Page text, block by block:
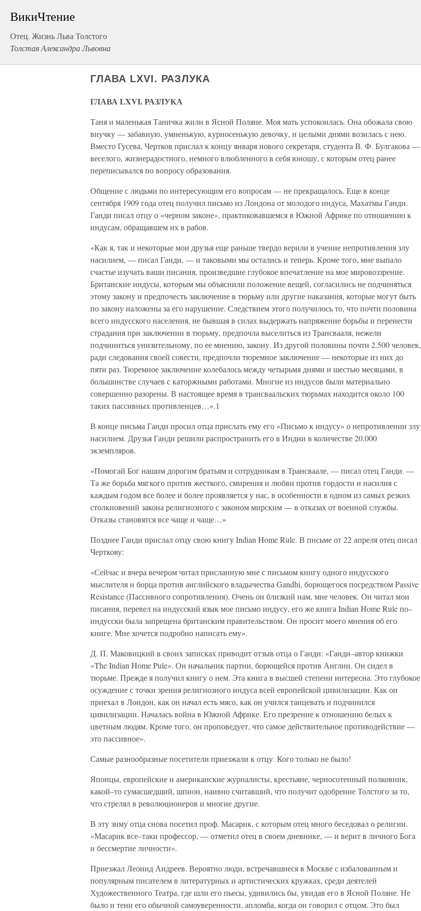
ВикиЧтение
Отец. Жизнь Льва Толстого
Толстая Александра Львовна
ГЛАВА LXVI. РАЗЛУКА
ГЛАВА LXVI. РАЗЛУКА
Таня и маленькая Таничка жили в Ясной Поляне. Моя мать успокоилась. Она обожала свою
внучку — забавную, умненькую, курносенькую девочку, и целыми днями возилась с нею.
Вместо Гусева, Чертков прислал к концу января нового секретаря, студента В. Ф. Булгакова —
веселого, жизнерадостного, немного влюбленного в себя юношу, с которым отец ранее
переписывался по вопросу образования.
Общение с людьми по интересующим его вопросам — не прекращалось. Еще в конце
сентября 1909 года отец получил письмо из Лондона от молодого индуса, Махатмы Ганди.
Ганди писал отцу о «черном законе», практиковавшемся в Южной Африке по отношению к
индусам, обращавшем их в рабов.
«Как я, так и некоторые мои друзья еще раньше твердо верили в учение непротивления злу
насилием, — писал Ганди, — и таковыми мы остались и теперь. Кроме того, мне выпало
счастье изучать ваши писания, произведшие глубокое впечатление на мое мировоззрение.
Британские индусы, которым мы объяснили положение вещей, согласились не подчиняться
этому закону и предпочесть заключение в тюрьму или другие наказания, которые могут быть
по закону наложены за его нарушение. Следствием этого получилось то, что почти половина
всего индусского населения, не бывшая в силах выдержать напряжение борьбы и перенести
страдания при заключении в тюрьму, предпочла выселиться из Трансвааля, нежели
подчиниться унизительному, по ее мнению, закону. Из другой половины почти 2.500 человек,
ради следования своей совести, предпочли тюремное заключение — некоторые из них до
пяти раз. Тюремное заключение колебалось между четырьмя днями и шестью месяцами, в
большинстве случаев с каторжными работами. Многие из индусов были материально
совершенно разорены. В настоящее время в трансваальских тюрьмах находится около 100
таких пассивных противленцев…».1
В конце письма Ганди просил отца прислать ему его «Письмо к индусу» о непротивлении злу
насилием. Друзья Ганди решили распространить его в Индии в количестве 20.000
экземпляров.
«Помогай Бог нашим дорогим братьям и сотрудникам в Трансваале, — писал отец Ганди. —
Та же борьба мягкого против жесткого, смирения и любви против гордости и насилия с
каждым годом все более и более проявляется у нас, в особенности в одном из самых резких
столкновений закона религиозного с законом мирским — в отказах от военной службы.
Отказы становятся все чаще и чаще…»
Позднее Ганди прислал отцу свою книгу Indian Home Rule. В письме от 22 апреля отец писал
Черткову:
«Сейчас и вчера вечером читал присланную мне с письмом книгу одного индусского
мыслителя и борца против английского владычества Gandhi, борющегося посредством Passive
Resistance (Пассивного сопротивления). Очень он близкий нам, мне человек. Он читал мои
писания, перевел на индусский язык мое письмо индусу, его же книга Indian Home Rule по–
индусски была запрещена британским правительством. Он просит моего мнения об его
книге. Мне хочется подробно написать ему».
Д. П. Маковицкий в своих записках приводит отзыв отца о Ганди: «Ганди–автор книжки
«The Indian Home Pule». Он начальник партии, борющейся против Англии. Он сидел в
тюрьме. Прежде я получил книгу о нем. Эта книга в высшей степени интересна. Это глубокое
осуждение с точки зрения религиозного индуса всей европейской цивилизации. Как он
приехал в Лондон, как он начал есть мясо, как он учился танцевать и подчинился
цивилизации. Началась война в Южной Африке. Его презрение к отношению белых к
цветным людям. Кроме того, он проповедует, что самое действительное противодействие —
это пассивное».
Самые разнообразные посетители приезжали к отцу. Кого только не было!
Японцы, европейские и американские журналисты, крестьяне, черносотенный полковник,
какой–то сумасшедший, шпион, наивно считавший, что получит одобрение Толстого за то,
что стрелял в революционеров и многие другие.
В эту зиму отца снова посетил проф. Масарик, с которым отец много беседовал о религии.
«Масарик все–таки профессор, — отметил отец в своем дневнике, — и верит в личного Бога
и бессмертие личности».
Приезжал Леонид Андреев. Вероятно люди, встречавшиеся в Москве с избалованным и
популярным писателем в литературных и артистических кружках, среди деятелей
Художественного Театра, где шли его пьесы, удивились бы, увидав его в Ясной Поляне. Не
было и тени его обычной самоуверенности, апломба, когда он говорил с отцом. Это был